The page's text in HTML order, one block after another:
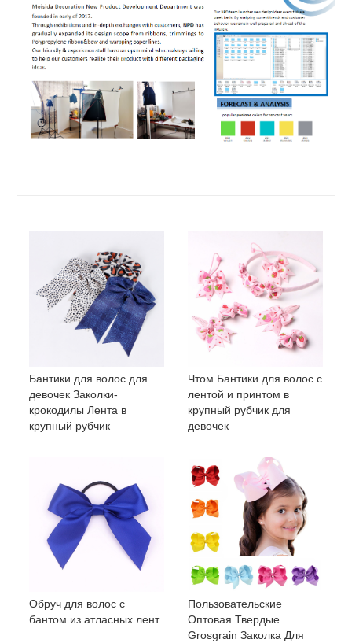
Бантики для волос для
девочек Заколки-
крокодилы Лента в
крупный рубчик
Чтом Бантики для волос с
лентой и принтом в
крупный рубчик для
девочек
Обруч для волос с
бантом из атласных лент
Пользовательские
Оптовая Твердые
Grosgrain Заколка Для